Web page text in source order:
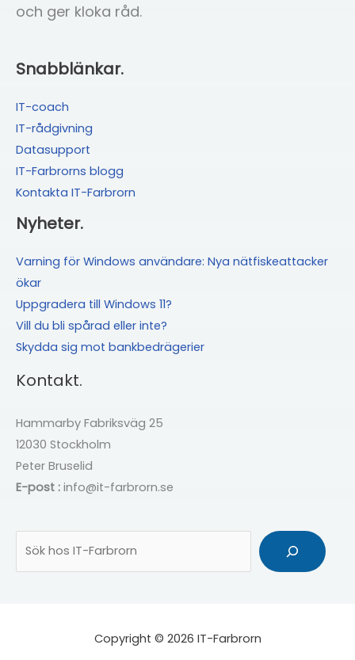
och ger kloka råd.
Snabblänkar.
IT-coach
IT-rådgivning
Datasupport
IT-Farbrorns blogg
Kontakta IT-Farbrorn
Nyheter.
Varning för Windows användare: Nya nätfiskeattacker
ökar
Uppgradera till Windows 11?
Vill du bli spårad eller inte?
Skydda sig mot bankbedrägerier
Kontakt.
Hammarby Fabriksväg 25
12030 Stockholm
Peter Bruselid
E-post : info@it-farbrorn.se
Copyright © 2026 IT-Farbrorn